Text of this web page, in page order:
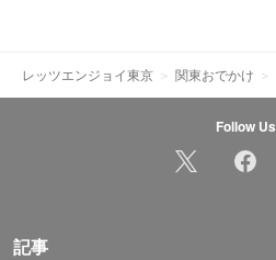
レッツエンジョイ東京 関東おでかけ
Follow Us
記事